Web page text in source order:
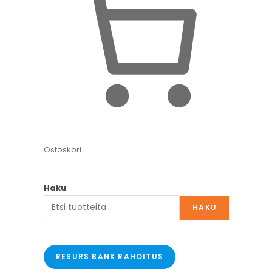
Ostoskori
Haku
HAKU
RESURS BANK RAHOITUS